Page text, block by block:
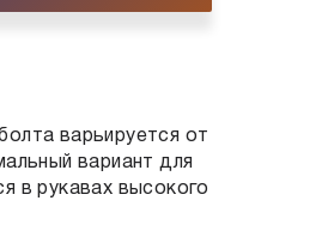
варьируется от
вариант для
в рукавах высокого